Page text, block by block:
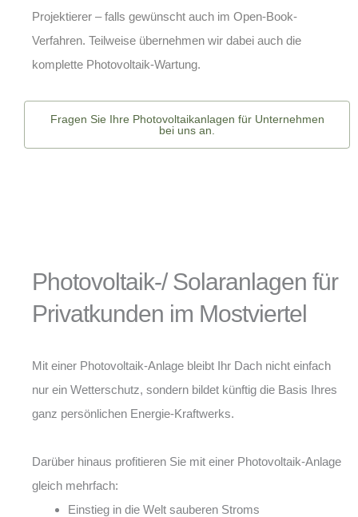
Projektierer – falls gewünscht auch im Open-Book-
Verfahren. Teilweise übernehmen wir dabei auch die
komplette Photovoltaik-Wartung.
Fragen Sie Ihre Photovoltaikanlagen für Unternehmen
bei uns an.
Photovoltaik-/ Solaranlagen für
Privatkunden im Mostviertel
Mit einer Photovoltaik-Anlage bleibt Ihr Dach nicht einfach
nur ein Wetterschutz, sondern bildet künftig die Basis Ihres
ganz persönlichen Energie-Kraftwerks.
Darüber hinaus profitieren Sie mit einer Photovoltaik-Anlage
gleich mehrfach:
Einstieg in die Welt sauberen Stroms